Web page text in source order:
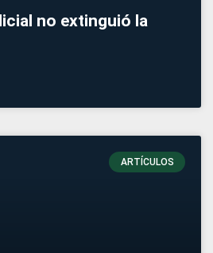
no extinguió la
ARTÍCULOS